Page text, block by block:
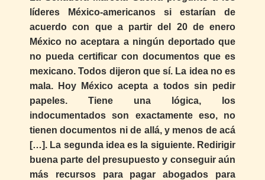
líderes México-americanos si estarían de
acuerdo con que a partir del 20 de enero
México no aceptara a ningún deportado que
no pueda certificar con documentos que es
mexicano. Todos dijeron que sí. La idea no es
mala. Hoy México acepta a todos sin pedir
papeles. Tiene una lógica, los
indocumentados son exactamente eso, no
tienen documentos ni de allá, y menos de acá
[…]. La segunda idea es la siguiente. Redirigir
buena parte del presupuesto y conseguir aún
más recursos para pagar abogados para